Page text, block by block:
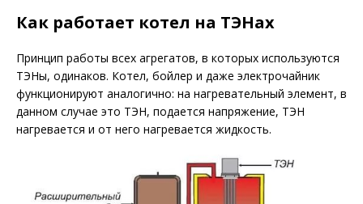
Как работает котел на ТЭНах
Принцип работы всех агрегатов, в которых используются
ТЭНы, одинаков. Котел, бойлер и даже электрочайник
функционируют аналогично: на нагревательный элемент, в
данном случае это ТЭН, подается напряжение, ТЭН
нагревается и от него нагревается жидкость.